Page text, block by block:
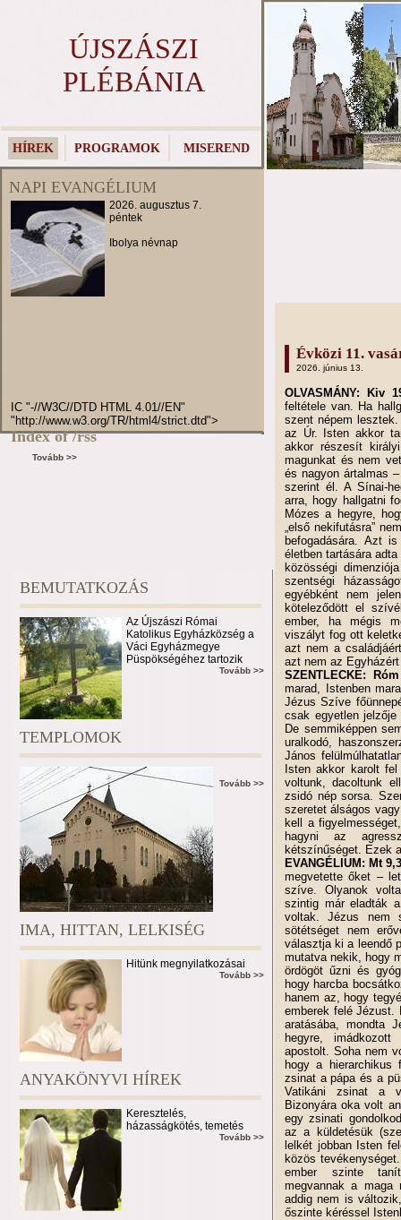
ÚJSZÁSZI
PLÉBÁNIA
HÍREK PROGRAMOK MISEREND
NAPI EVANGÉLIUM
2026. augusztus 7.
péntek
Ibolya névnap
IC "-//W3C//DTD HTML 4.01//EN"
"http://www.w3.org/TR/html4/strict.dtd">
Index of /rss
Tovább >>
Évközi 11.
2026. június 13.
OLVASMÁNY: Kiv
feltétele van. Ha
szent népem
az Úr. Isten akkor
akkor részesít
magunkat és nem
és nagyon ártalmas
szerint él. A Sínai-
arra, hogy hallgatni
Mózes a hegyre,
„első nekifutásra”
befogadására. Azt
életben tartására
közösségi
szentségi
egyébként nem
köteleződött el
ember, ha mégis
viszályt fog ott
azt nem a
azt nem az
SZENTLECKE:
marad, Istenben
Jézus Szíve
csak egyetlen
De semmiképpen
uralkodó,
János
Isten akkor karolt
voltunk, dacoltunk
zsidó nép sorsa.
szeretet álságos
kell a
hagyni az
kétszínűséget. Ezek
EVANGÉLIUM: Mt
megvetette őket –
szíve. Olyanok
szintig már eladták
voltak. Jézus nem
sötétséget nem
választja ki a leendő
mutatva nekik, hogy
ördögöt űzni és
hogy harcba
hanem az, hogy
emberek felé Jézust.
aratásába, mondta
hegyre,
apostolt. Soha nem
hogy a hierarchikus
zsinat a pápa és a
Vatikáni zsinat a
Bizonyára oka volt
egy zsinati
az a küldetésük
lelkét jobban Isten
közös
ember szinte
megvannak a maga
addig nem is
őszinte kéréssel
BEMUTATKOZÁS
Az Újszászi Római
Katolikus Egyházközség a
Váci Egyházmegye
Püspökségéhez tartozik
Tovább >>
TEMPLOMOK
Tovább >>
IMA, HITTAN, LELKISÉG
Hitünk megnyilatkozásai
Tovább >>
ANYAKÖNYVI HÍREK
Keresztelés,
házasságkötés, temetés
Tovább >>